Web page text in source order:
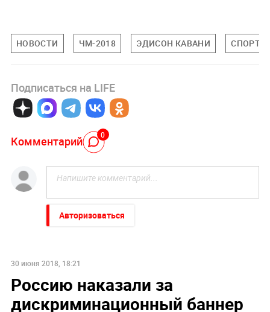
НОВОСТИ ЧМ-2018 ЭДИСОН КАВАНИ СПОРТ
Подписаться на LIFE
Комментарий 0
Авторизоваться
НОВОСТИ ПАРТНЕРОВ
Дело убитых в Таиланде россиян прекратило череду
убийств